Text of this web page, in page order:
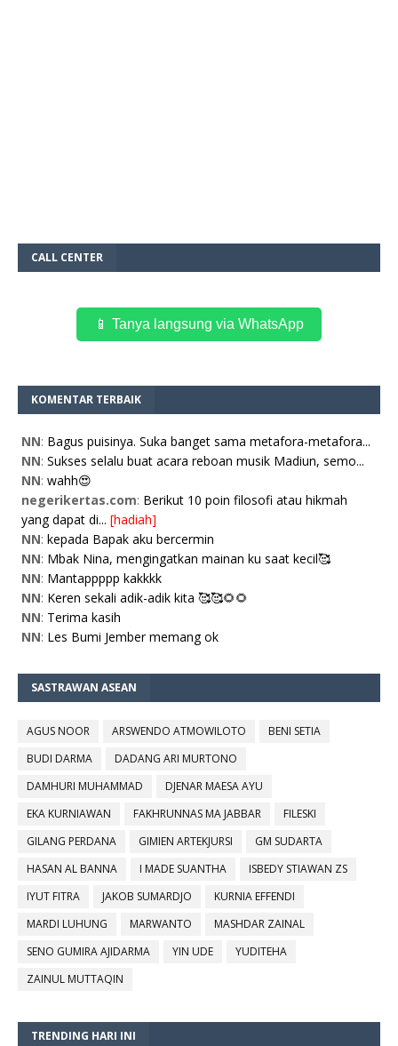
CALL CENTER
📱 Tanya langsung via WhatsApp
KOMENTAR TERBAIK
NN: Bagus puisinya. Suka banget sama metafora-metafora...
NN: Sukses selalu buat acara reboan musik Madiun, semo...
NN: wahh😍
negerikertas.com: Berikut 10 poin filosofi atau hikmah
yang dapat di... [hadiah]
NN: kepada Bapak aku bercermin
NN: Mbak Nina, mengingatkan mainan ku saat kecil🥰
NN: Mantappppp kakkkk
NN: Keren sekali adik-adik kita 🥰🥰🌻🌻
NN: Terima kasih
NN: Les Bumi Jember memang ok
SASTRAWAN ASEAN
AGUS NOOR ARSWENDO ATMOWILOTO
BENI SETIA
BUDI DARMA
DADANG ARI MURTONO
DAMHURI MUHAMMAD
DJENAR MAESA AYU
EKA KURNIAWAN
FAKHRUNNAS MA JABBAR
FILESKI
GILANG PERDANA
GIMIEN ARTEKJURSI
GM SUDARTA
HASAN AL BANNA
I MADE SUANTHA
ISBEDY STIAWAN ZS
IYUT FITRA
JAKOB SUMARDJO
KURNIA EFFENDI
MARDI LUHUNG
MARWANTO
MASHDAR ZAINAL
SENO GUMIRA AJIDARMA
YIN UDE
YUDITEHA
ZAINUL MUTTAQIN
TRENDING HARI INI